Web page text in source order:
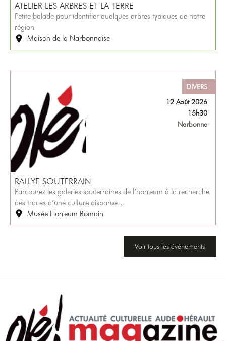
ATELIER LES ARBRES ET LA TERRE
Petite balade pour identifier quelques arbres typiques de notre
région
Maison de la Narbonnaise
DIVERS
12 Août 2026
15h30
Narbonne
RALLYE SOUTERRAIN
Parcourez les galeries souterraines de l’horreum à la recherche
des traces d’une culture disparue…
Musée Horreum Romain
Voir tous les événements